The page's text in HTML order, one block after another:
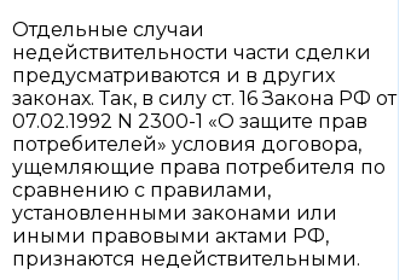
Отдельные случаи
недействительности части сделки
предусматриваются и в других
законах. Так, в силу ст. 16 Закона РФ от
07.02.1992 N 2300-1 «О защите прав
потребителей» условия договора,
ущемляющие права потребителя по
сравнению с правилами,
установленными законами или
иными правовыми актами РФ,
признаются недействительными.